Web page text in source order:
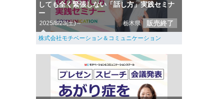
しても全く緊張しない「話し方」実践セミナ
ー
2025/8/23(土)～ 栃木県 販売終了
株式会社モチベーション＆コミュニケーション